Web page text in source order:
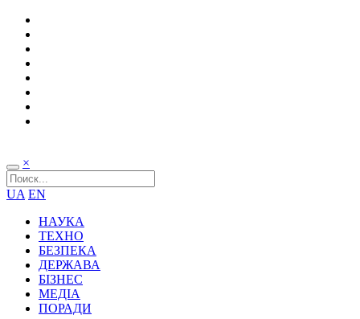
×
UA EN
НАУКА
ТЕХНО
БЕЗПЕКА
ДЕРЖАВА
БІЗНЕС
МЕДІА
ПОРАДИ